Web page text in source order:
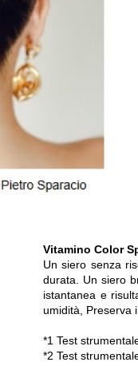
Vitamino Color
Un siero senza
durata. Un siero
istantanea e
umidità, Preserva
*1 Test
*2 Test